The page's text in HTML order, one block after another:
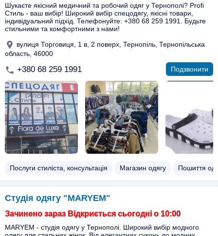
Шукаєте якісний медичний та робочий одяг у Тернополі? Profi
Стиль - ваш вибір! Широкий вибір спецодягу, якісні товари,
індивідуальний підхід. Телефонуйте: +380 68 259 1991. Будьте
стильними та комфортними з нами!
вулиця Торговиця, 1 в, 2 поверх, Тернопіль, Тернопільська
область, 46000
+380 68 259 1991 Подзвонити
Послуги стиліста, консультація Магазин одягу Пошиття
Студія одягу "MARYEM"
Зачинено зараз Відкриється сьогодні о 10:00
MARYEM - студія одягу у Тернополі. Широкий вибір модного